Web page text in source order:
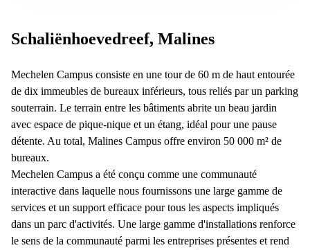
Schaliënhoevedreef, Malines
Mechelen Campus consiste en une tour de 60 m de haut entourée
de dix immeubles de bureaux inférieurs, tous reliés par un parking
souterrain. Le terrain entre les bâtiments abrite un beau jardin
avec espace de pique-nique et un étang, idéal pour une pause
détente. Au total, Malines Campus offre environ 50 000 m² de
bureaux.
Mechelen Campus a été conçu comme une communauté
interactive dans laquelle nous fournissons une large gamme de
services et un support efficace pour tous les aspects impliqués
dans un parc d'activités. Une large gamme d'installations renforce
le sens de la communauté parmi les entreprises présentes et rend